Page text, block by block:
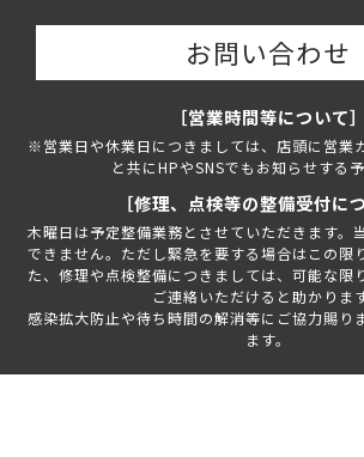
お問い合わせ
［営業時間等について］
※営業日や休業日につきましては、店頭に営業
と共にHPやSNSでもお知らせする予
［修理、点検等の整備受付につ
木曜日は予定整備業務とさせていただきます。
できません。ただし緊急を要する場合はこの限
た、修理や点検整備につきましては、可能な限
ご連絡いただけると助かります
感染拡大防止や待ち時間の解消等にご協力賜り
ます。